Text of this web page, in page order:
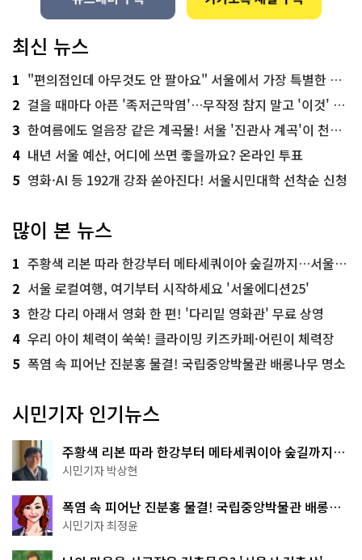
최신 뉴스
1 "편의점인데 아무것도 안 팔아요" 서울에서 가장 특별한 편의점의 정체
2 걸을 때마다 아픈 '족저근막염'…무작정 참지 말고 '이것' 해보세요!
3 한여름에도 얼음장 같은 계곡물! 서울 '진관사 계곡'이 천국이네~
4 내년 서울 예산, 어디에 쓰면 좋을까요? 온라인 투표
5 영화·AI 등 192개 강좌 쏟아진다! 서울시민대학 선착순 신청
많이 본 뉴스
1 주황색 리본 따라 한강부터 메타세쿼이아 숲길까지…서울둘레길 15코스
2 서울 로컬여행, 여기부터 시작하세요 '서울에디션25'
3 한강 다리 아래서 영화 한 편! '다리밑 영화관' 무료 상영
4 우리 아이 체력이 쑥쑥! 클라이밍 키즈카페·어린이 체력장
5 폭염 속 피어난 진분홍 물결! 국립중앙박물관 배롱나무 명소
시민기자 인기뉴스
주황색 리본 따라 한강부터 메타세쿼이아 숲길까지…
서울둘레길 15코스
시민기자 박상현
폭염 속 피어난 진분홍 물결! 국립중앙박물관 배롱나
무 명소
시민기자 최정윤